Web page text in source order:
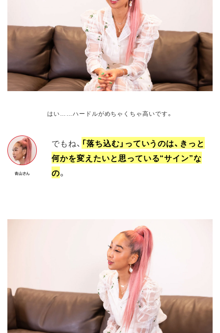
はい……ハードルがめちゃくちゃ高いです。
でもね、 「落ち込む」っていうのは、きっと
何かを変えたいと思っている“サイン”な
の。